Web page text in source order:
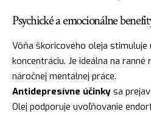
Psychické a emocionálne
Vôňa škoricového oleja
koncentráciu. Je ideálna na
náročnej mentálnej práce.
Antidepresívne účinky sa
Olej podporuje uvoľňovanie